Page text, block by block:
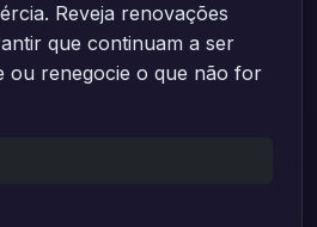
Reveja renovações
que continuam a ser
ou renegocie o que não for